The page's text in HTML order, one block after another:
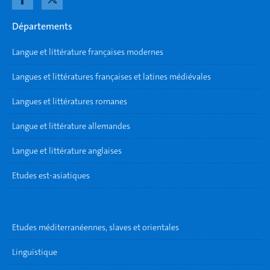
Départements
Langue et littérature françaises modernes
Langues et littératures françaises et latines médiévales
Langues et littératures romanes
Langue et littérature allemandes
Langue et littérature anglaises
Etudes est-asiatiques
Etudes méditerranéennes, slaves et orientales
Linguistique